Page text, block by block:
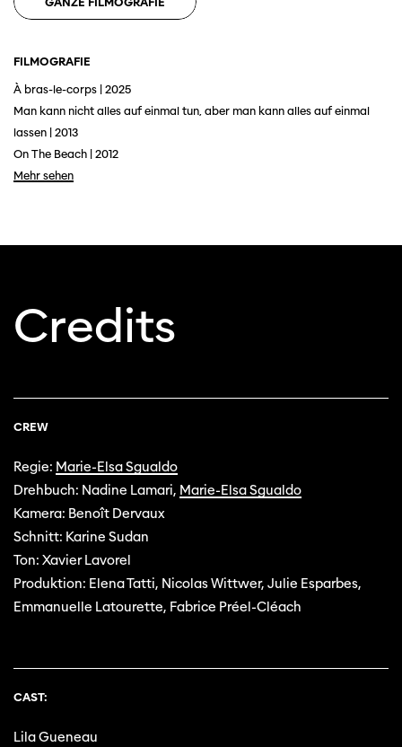
nicht optimal dargestellt. Bitte
verwenden Sie einen anderen Browser.
FILMOGRAFIE
À bras-le-corps | 2025
Man kann nicht alles auf einmal tun, aber man kann alles auf einmal
lassen | 2013
On The Beach | 2012
Mehr sehen
Credits
CREW
Regie: Marie-Elsa Sgualdo
Drehbuch: Nadine Lamari, Marie-Elsa Sgualdo
Kamera: Benoît Dervaux
Schnitt: Karine Sudan
Ton: Xavier Lavorel
Produktion: Elena Tatti, Nicolas Wittwer, Julie Esparbes,
Emmanuelle Latourette, Fabrice Préel-Cléach
CAST:
Lila Gueneau